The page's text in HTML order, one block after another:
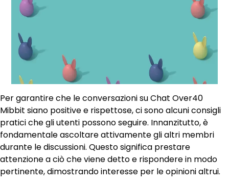
Per garantire che le conversazioni su Chat Over40
Mibbit siano positive e rispettose, ci sono alcuni consigli
pratici che gli utenti possono seguire. Innanzitutto, è
fondamentale ascoltare attivamente gli altri membri
durante le discussioni. Questo significa prestare
attenzione a ciò che viene detto e rispondere in modo
pertinente, dimostrando interesse per le opinioni altrui.